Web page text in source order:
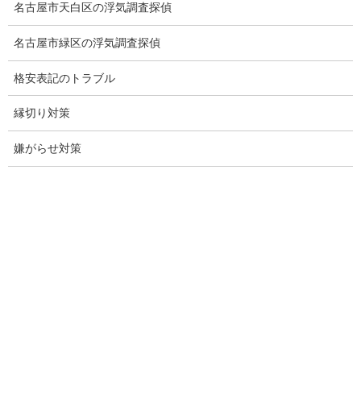
いじめ相談
子供の虐待
児童虐待防止対策
子供のいじめ相談
いじめ相談・愛知県名古屋
名古屋市天白区の浮気調査探偵
名古屋市緑区の浮気調査探偵
格安表記のトラブル
縁切り対策
嫌がらせ対策